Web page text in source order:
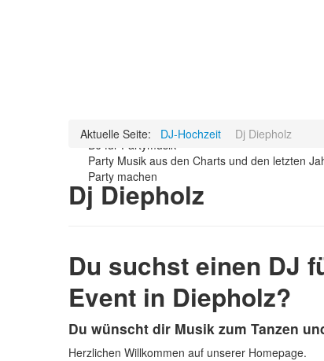
DJ für Partymusik
Party Musik aus den Charts und den letzten
Party machen
Aktuelle Seite: DJ-Hochzeit Dj Diepholz
Dj Diepholz
Du suchst einen DJ
Event in Diepholz?
Du wünscht dir Musik zum Tanzen
Herzlichen Willkommen auf unserer Homepage.